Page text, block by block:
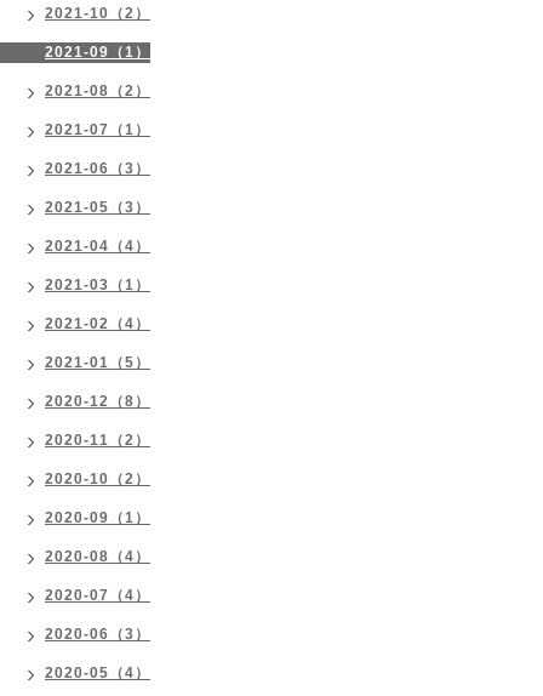
2021-10（2）
2021-09（1）
2021-08（2）
2021-07（1）
2021-06（3）
2021-05（3）
2021-04（4）
2021-03（1）
2021-02（4）
2021-01（5）
2020-12（8）
2020-11（2）
2020-10（2）
2020-09（1）
2020-08（4）
2020-07（4）
2020-06（3）
2020-05（4）